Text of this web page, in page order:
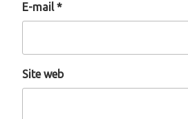
E-mail*
Site web